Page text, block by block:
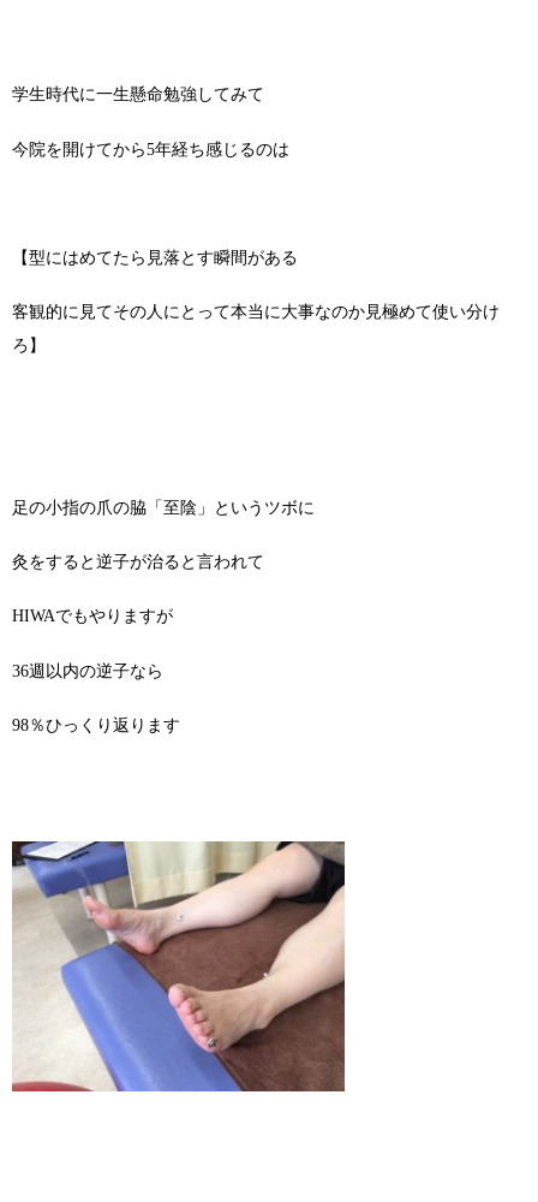
学生時代に一生懸命勉強してみて
今院を開けてから5年経ち感じるのは
【型にはめてたら見落とす瞬間がある
客観的に見てその人にとって本当に大事なのか見極めて使い分け
ろ】
足の小指の爪の脇「至陰」というツボに
灸をすると逆子が治ると言われて
HIWAでもやりますが
36週以内の逆子なら
98％ひっくり返ります